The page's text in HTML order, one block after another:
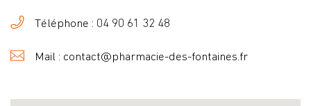
Téléphone : 04 90 61 32 48
Mail : contact@pharmacie-des-fontaines.fr